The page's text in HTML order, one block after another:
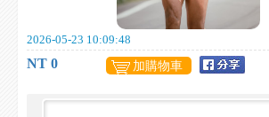
2026-05-23 10:09:48
NT 0 加購物車